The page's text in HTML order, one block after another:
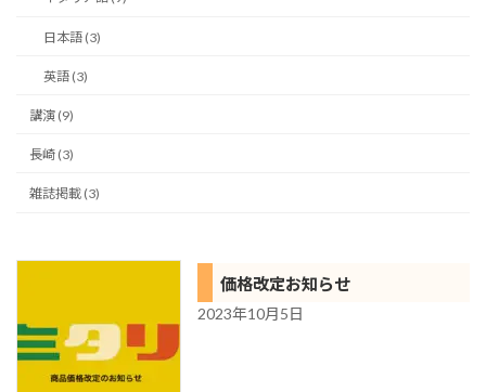
日本語 (3)
英語 (3)
講演 (9)
長崎 (3)
雑誌掲載 (3)
価格改定お知らせ
2023年10月5日